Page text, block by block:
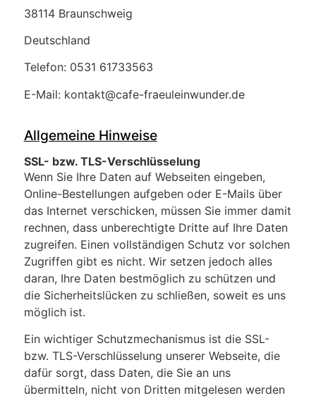
38114 Braunschweig
Deutschland
Telefon: 0531 61733563
E-Mail: kontakt@cafe-fraeuleinwunder.de
Allgemeine Hinweise
SSL- bzw. TLS-Verschlüsselung
Wenn Sie Ihre Daten auf Webseiten eingeben,
Online-Bestellungen aufgeben oder E-Mails über
das Internet verschicken, müssen Sie immer damit
rechnen, dass unberechtigte Dritte auf Ihre Daten
zugreifen. Einen vollständigen Schutz vor solchen
Zugriffen gibt es nicht. Wir setzen jedoch alles
daran, Ihre Daten bestmöglich zu schützen und
die Sicherheitslücken zu schließen, soweit es uns
möglich ist.
Ein wichtiger Schutzmechanismus ist die SSL-
bzw. TLS-Verschlüsselung unserer Webseite, die
dafür sorgt, dass Daten, die Sie an uns
übermitteln, nicht von Dritten mitgelesen werden